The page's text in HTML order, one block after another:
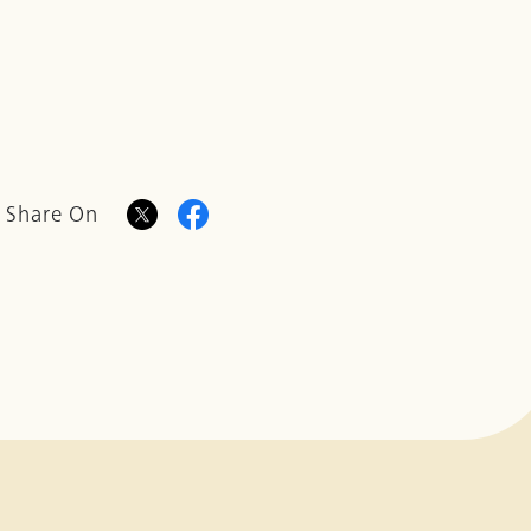
Share On